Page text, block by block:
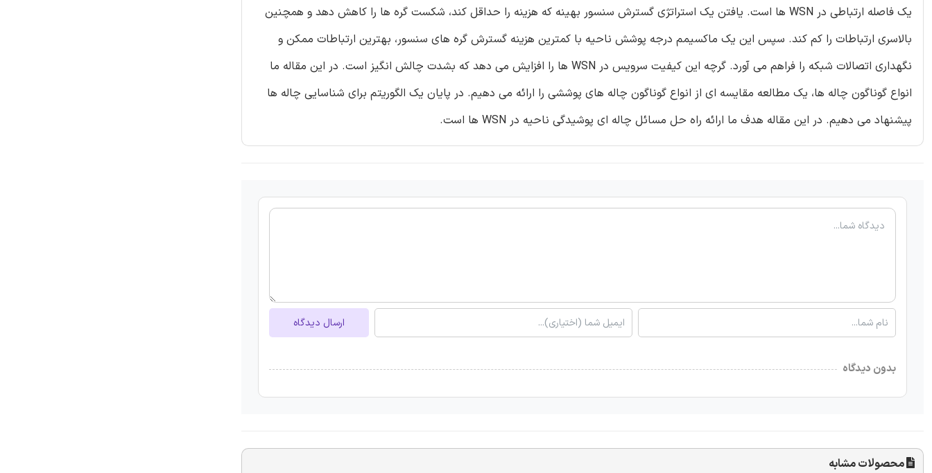
یک فاصله ارتباطی در WSN ها است. یافتن یک استراتژی گسترش سنسور بهینه که هزینه را حداقل کند، شکست گره ها را کاهش دهد و همچنین
بالاسری ارتباطات را کم کند. سپس این یک ماکسیمم درجه پوشش ناحیه با کمترین هزینه گسترش گره های سنسور، بهترین ارتباطات ممکن و
نگهداری اتصالات شبکه را فراهم می آورد. گرچه این کیفیت سرویس در WSN ها را افزایش می دهد که بشدت چالش انگیز است. در این مقاله ما
انواع گوناگون چاله ها، یک مطالعه مقایسه ای از انواع گوناگون چاله های پوششی را ارائه می دهیم. در پایان یک الگوریتم برای شناسایی چاله ها
پیشنهاد می دهیم. در این مقاله هدف ما ارائه راه حل مسائل چاله ای پوشیدگی ناحیه در WSN ها است.
ارسال دیدگاه
بدون دیدگاه
محصولات مشابه